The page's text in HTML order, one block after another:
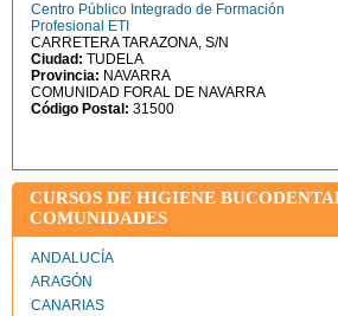
Centro Público Integrado de Formación
Profesional ETI
CARRETERA TARAZONA, S/N
Ciudad: TUDELA
Provincia: NAVARRA
COMUNIDAD FORAL DE NAVARRA
Código Postal: 31500
CURSOS DE HIGIENE
COMUNIDADES
ANDALUCÍA
ARAGÓN
CANARIAS